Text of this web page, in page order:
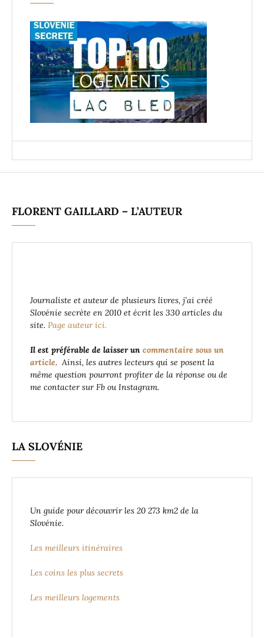
FLORENT GAILLARD – L’AUTEUR
Journaliste et auteur de plusieurs livres, j’ai créé
Slovénie secrète en 2010 et écrit les 330 articles du
site. Page auteur ici.
Il est préférable de laisser un commentaire sous un
article. Ainsi, les autres lecteurs qui se posent la
même question pourront profiter de la réponse ou de
me contacter sur Fb ou Instagram.
LA SLOVÉNIE
Un guide pour découvrir les 20 273 km2 de la
Slovénie.
Les meilleurs itinéraires
Les coins les plus secrets
Les meilleurs logements